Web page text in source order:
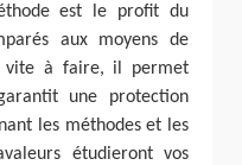
est le profit du
aux moyens de
vite à faire, il permet
une protection
les méthodes et les
étudieront vos